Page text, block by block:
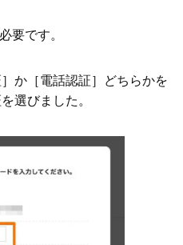
要です。
か［電話認証］どちらかを
選びました。